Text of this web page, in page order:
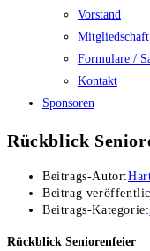
Vorstand
Mitgliedschaft
Formulare /
Kontakt
Sponsoren
Rückblick
Beitrags-Autor:
Beitrag
Beitrags-Kategorie:
Rückblick Seniorenfeier